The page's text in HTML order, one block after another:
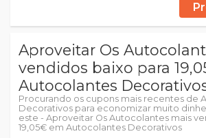
Aproveitar Os
vendidos baixo para
Autocolantes
Procurando os cupons mais recentes de
Decorativos para economizar muito
este - Aproveitar Os Autocolantes mais
19,05€ em Autocolantes Decorativos